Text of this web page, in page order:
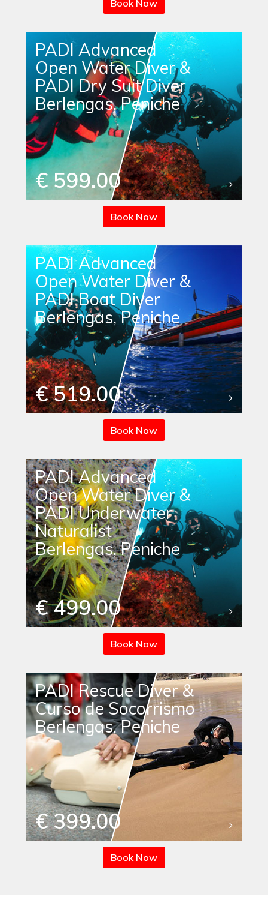
Book Now
PADI Advanced
Open Water Diver &
PADI Dry Suit Diver
Berlengas, Peniche
€ 599.00
Book Now
PADI Advanced
Open Water Diver &
PADI Boat Diver
Berlengas, Peniche
€ 519.00
Book Now
PADI Advanced
Open Water Diver &
PADI Underwater
Naturalist
Berlengas, Peniche
€ 499.00
Book Now
PADI Rescue Diver &
Curso de Socorrismo
Berlengas, Peniche
€ 399.00
Book Now